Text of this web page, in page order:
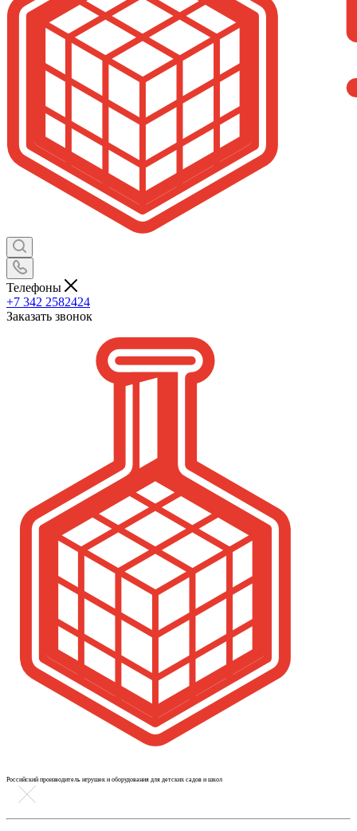
Телефоны
+7 342 2582424
Заказать звонок
Российский производитель игрушек и оборудования для детских садов и школ